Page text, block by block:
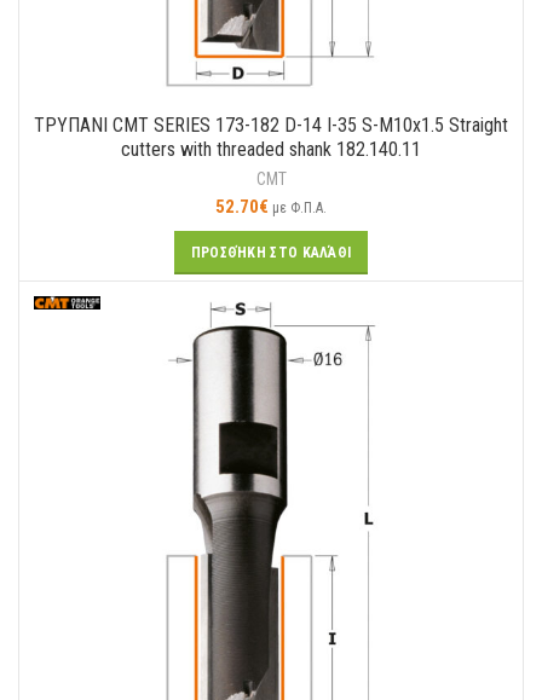
ΤΡΥΠΑΝΙ CMT SERIES 173-182 D-14 I-35 S-M10x1.5 Straight
cutters with threaded shank 182.140.11
CMT
52.70€ με Φ.Π.Α.
ΠΡΟΣΘΉΚΗ ΣΤΟ ΚΑΛΆΘΙ